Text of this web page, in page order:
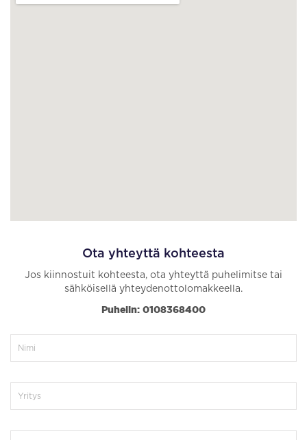
Ota yhteyttä kohteesta
Jos kiinnostuit kohteesta, ota yhteyttä puhelimitse tai
sähköisellä yhteydenottolomakkeella.
Puhelin: 0108368400